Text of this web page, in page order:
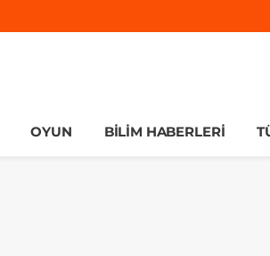
OYUN BILIM HABERLERI